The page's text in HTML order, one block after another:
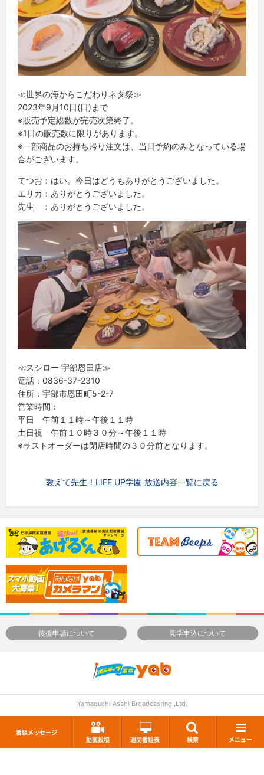
番組メッセージ
動画投稿
週間番組表 検索 メニュー
≪世界の海からこだわりネタ祭≫
2023年9月10日(日)まで
※販売予定総数が完売次第終了。
※1日の販売数に限りがあります。
※一部商品のお持ち帰り注文は、当日予約のみとなっている場
合がございます。
てつお：はい。今日はどうもありがとうございました。
エリカ：ありがとうございました。
先生 ：ありがとうございました。
≪スシロー 宇部恩田店≫
電話：0836-37-2310
住所：宇部市恩田町5-2-7
営業時間：
平日 午前１１時～午後１１時
土日祝 午前１０時３０分～午後１１時
※ラストオーダーは閉店時間の３０分前となります。
教えて先生！LIFE UP学園 放送内容一覧に戻る
後援申請について 見学申込について
Yamaguchi Asahi Broadcasting.,Ltd.